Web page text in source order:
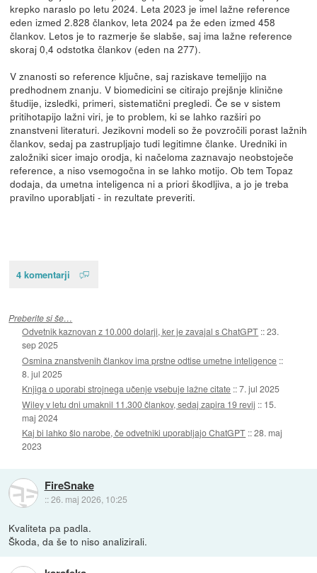
krepko naraslo po letu 2024. Leta 2023 je imel lažne reference
eden izmed 2.828 člankov, leta 2024 pa že eden izmed 458
člankov. Letos je to razmerje še slabše, saj ima lažne reference
skoraj 0,4 odstotka člankov (eden na 277).
V znanosti so reference ključne, saj raziskave temeljijo na
predhodnem znanju. V biomedicini se citirajo prejšnje klinične
študije, izsledki, primeri, sistematični pregledi. Če se v sistem
pritihotapijo lažni viri, je to problem, ki se lahko razširi po
znanstveni literaturi. Jezikovni modeli so že povzročili porast lažnih
člankov, sedaj pa zastrupljajo tudi legitimne članke. Uredniki in
založniki sicer imajo orodja, ki načeloma zaznavajo neobstoječe
reference, a niso vsemogočna in se lahko motijo. Ob tem Topaz
dodaja, da umetna inteligenca ni a priori škodljiva, a jo je treba
pravilno uporabljati - in rezultate preveriti.
4 komentarji
Preberite si še…
Odvetnik kaznovan z 10.000 dolarji, ker je zavajal s ChatGPT ::23.
sep 2025
Osmina znanstvenih člankov ima prstne odtise umetne inteligence ::
8. jul 2025
Knjiga o uporabi strojnega učenje vsebuje lažne citate ::7. jul 2025
Wiley v letu dni umaknil 11.300 člankov, sedaj zapira 19 revij :: 15.
maj 2024
Kaj bi lahko šlo narobe, če odvetniki uporabljajo ChatGPT ::28. maj
2023
FireSnake
::26. maj 2026, 10:25
Kvaliteta pa padla.
Škoda, da še to niso analizirali.